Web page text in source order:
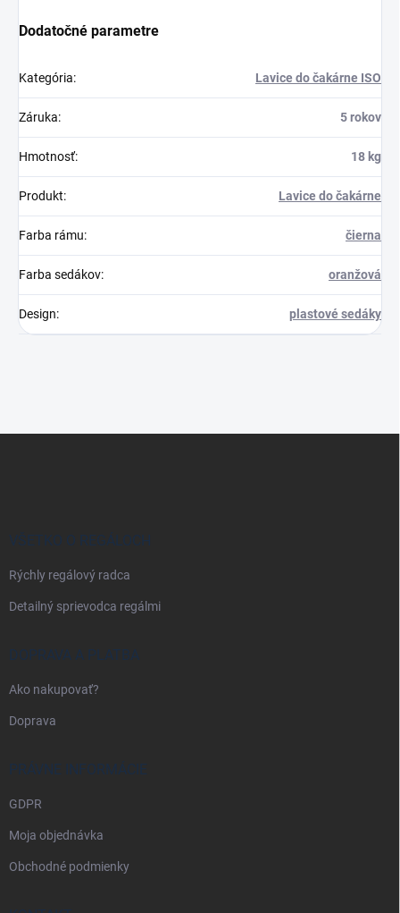
Dodatočné parametre
Kategória: Lavice do čakárne ISO
Záruka: 5 rokov
Hmotnosť: 18 kg
Produkt: Lavice do čakárne
Farba rámu: čierna
Farba sedákov: oranžová
Design: plastové sedáky
VŠETKO O REGÁLOCH
Rýchly regálový radca
Detailný sprievodca regálmi
DOPRAVA A PLATBA
Ako nakupovať?
Doprava
PRÁVNE INFORMÁCIE
GDPR
Moja objednávka
Obchodné podmienky